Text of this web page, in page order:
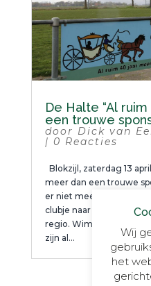
De Halte “Al
een trouwe
door Dick van
| 0 Reacties
Blokzijl, zaterdag 13
meer dan een trouwe
er niet mee
clubje naar de Halte
regio. Wim en Henny
zijn al...
Wij
het